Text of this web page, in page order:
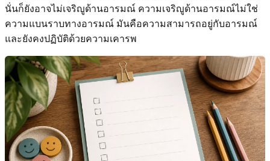
นั่นก็ยังอาจไม่เจริญูด้านอารมณ์ ความเจริญูด้านอารมณ์ไม่ใช่
ความแบนราบทางอารมณ์ มันคือความสามารถอยู่กับอารมณ์
และยังคงปฏิบัติด้วยความเคารพ